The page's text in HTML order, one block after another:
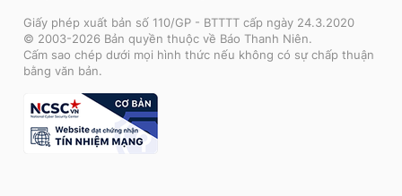
Giấy phép xuất bản số 110/GP - BTTTT cấp ngày 24.3.2020
© 2003-2026 Bản quyền thuộc về Báo Thanh Niên.
Cấm sao chép dưới mọi hình thức nếu không có sự chấp thuận
bằng văn bản.